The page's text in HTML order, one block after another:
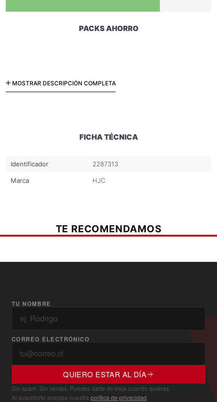
PACKS AHORRO
Mecanismo Visor HJ-27 para DS-X1
MOSTRAR DESCRIPCIÓN COMPLETA
FICHA TÉCNICA
Identificador 2287313
Marca HJC
TE RECOMENDAMOS
TU NOMBRE
CORREO ELECTRÓNICO
QUIERO ESTAR AL DÍA
Sin spam. Sin ventas. Puedes darte de baja cuando quieras.
Al suscribirte aceptas nuestra política de privacidad